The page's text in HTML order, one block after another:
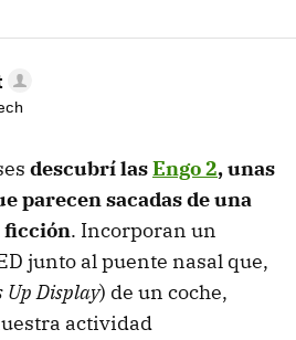
descubrí lasEngo 2, unas
parecen sacadas de una
ficción. Incorporan un
junto al puente nasal que,
Up Display) de un coche,
actividad